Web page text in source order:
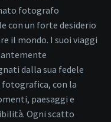
fotografo
con un forte desiderio
il mondo. I suoi viaggi
dalla sua fedele
fotografica, con la
paesaggi e
Ogni scatto